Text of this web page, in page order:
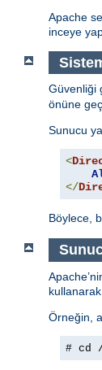
Apache
inceye
Güvenliği
önüne
Sunucu
<
</
Böylece,
Örneğin,
# cd